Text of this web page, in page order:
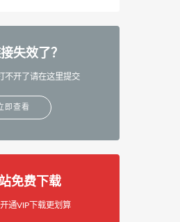
失效了？
不开了请在这里提交
即查看
免费下载
通VIP下载更划算